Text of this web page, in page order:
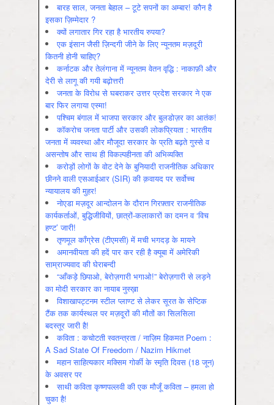
बारह साल, जनता बेहाल – टूटे सपनों का अम्बार! कौन है
इसका ज़िम्मेदार ?
क्यों लगातार गिर रहा है भारतीय रुपया?
एक इंसान जैसी ज़िन्दगी जीने के लिए न्यूनतम मज़दूरी
कितनी होनी चाहिए?
कर्नाटक और तेलंगाना में न्यूनतम वेतन वृद्धि : नाकाफ़ी और
देरी से लागू की गयी बढ़ोत्तरी
जनता के विरोध से घबराकर उत्तर प्रदेश सरकार ने एक
बार फिर लगाया एस्मा!
पश्चिम बंगाल में भाजपा सरकार और बुलडोज़र का आतंक!
कॉकरोच जनता पार्टी और उसकी लोकप्रियता : भारतीय
जनता में व्‍यवस्‍था और मौजूदा सरकार के प्रति बढ़ते गुस्‍से व
असन्‍तोष और साथ ही विकल्‍पहीनता की अभिव्‍यक्ति
करोड़ों लोगों के वोट देने के बुनियादी राजनीतिक अधिकार
छीनने वाली एसआईआर (SIR) की क़वायद पर सर्वोच्च
न्यायालय की मुहर!
नोएडा मज़दूर आन्दोलन के दौरान गिरफ़्तार राजनीतिक
कार्यकर्ताओं, बुद्धिजीवियों, छात्रों-कलाकारों का दमन व ‘विच
हण्ट’ जारी!
तृणमूल काँग्रेस (टीएमसी) में मची भगदड़ के मायने
अमानवीयता की हदें पार कर रही है क्यूबा में अमेरिकी
साम्राज्यवाद की घेराबन्दी
“आँकड़े छिपाओ, बेरोज़गारी भगाओ!” बेरोज़गारी से लड़ने
का मोदी सरकार का नायाब नुस्ख़ा
विशाखापट्टनम स्टील प्लाण्ट से लेकर सूरत के सेप्टिक
टैंक तक कार्यस्थल पर मज़दूरों की मौतों का सिलसिला
बदस्तूर जारी है!
कविता : कचोटती स्वतन्त्रता / नाज़िम हिकमत Poem :
A Sad State Of Freedom / Nazim Hikmet
महान साहित्यकार मक्सिम गोर्की के स्मृति दिवस (18 जून)
के अवसर पर
साथी कविता कृष्णपल्लवी की एक मौजूँ कविता – हमला हो
चुका है!